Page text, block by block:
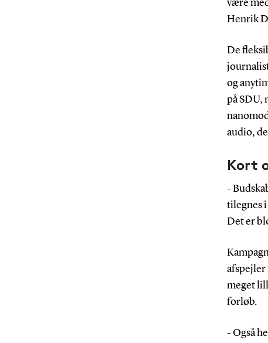
være
Henrik
De
og
på SDU,
audio,
Kort
-
tilegnes
Det er
afspejler
meget
forløb.
- Også